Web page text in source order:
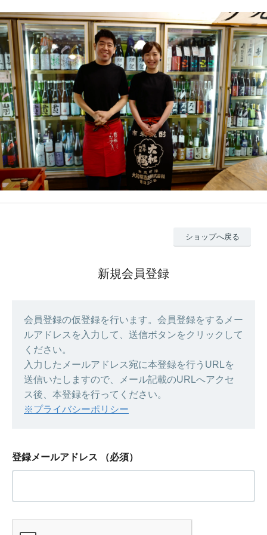
ショップへ戻る
新規会員登録
会員登録の仮登録を行います。会員登録をするメー
ルアドレスを入力して、送信ボタンをクリックして
ください。
入力したメールアドレス宛に本登録を行うURLを
送信いたしますので、メール記載のURLへアクセ
ス後、本登録を行ってください。
※プライバシーポリシー
登録メールアドレス （必須）